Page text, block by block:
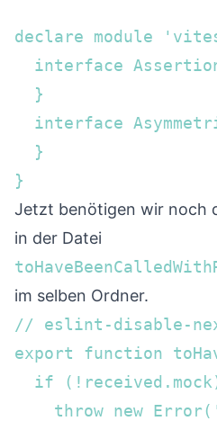
declare module
interface
  }
interface
  }
}
Jetzt benötigen wir noch
in der Datei
im selben Ordner.
// eslint-disable-
export function
if
throw new